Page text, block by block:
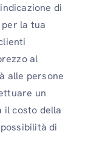
di
la tua
al
alle persone
un
il costo della
di